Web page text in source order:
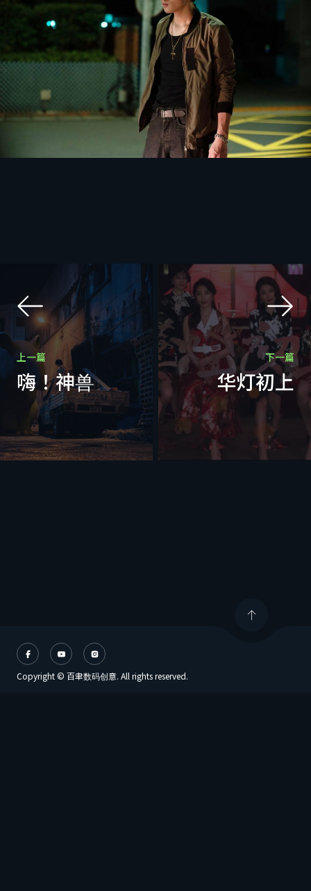
上一篇
嗨！神兽
下一篇
华灯初上
Copyright © 百聿数码创意. All rights reserved.